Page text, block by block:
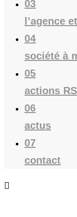
03
l’agence
04
société à
05
actions
06
actus
07
contact